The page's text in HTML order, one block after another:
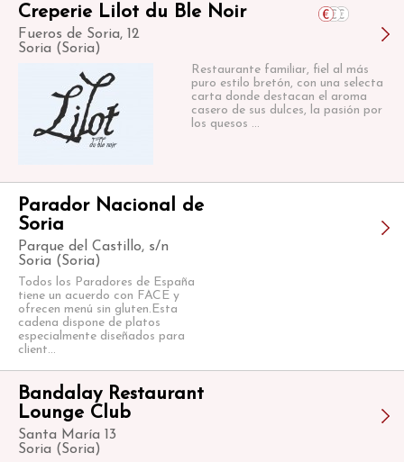
Creperie Lilot du Ble Noir
Fueros de Soria, 12
Soria (Soria)
Restaurante familiar, fiel al más
puro estilo bretón, con una selecta
carta donde destacan el aroma
casero de sus dulces, la pasión por
los quesos ...
Parador Nacional de
Soria
Parque del Castillo, s/n
Soria (Soria)
Todos los Paradores de España
tiene un acuerdo con FACE y
ofrecen menú sin gluten.Esta
cadena dispone de platos
especialmente diseñados para
client...
Bandalay Restaurant
Lounge Club
Santa María 13
Soria (Soria)